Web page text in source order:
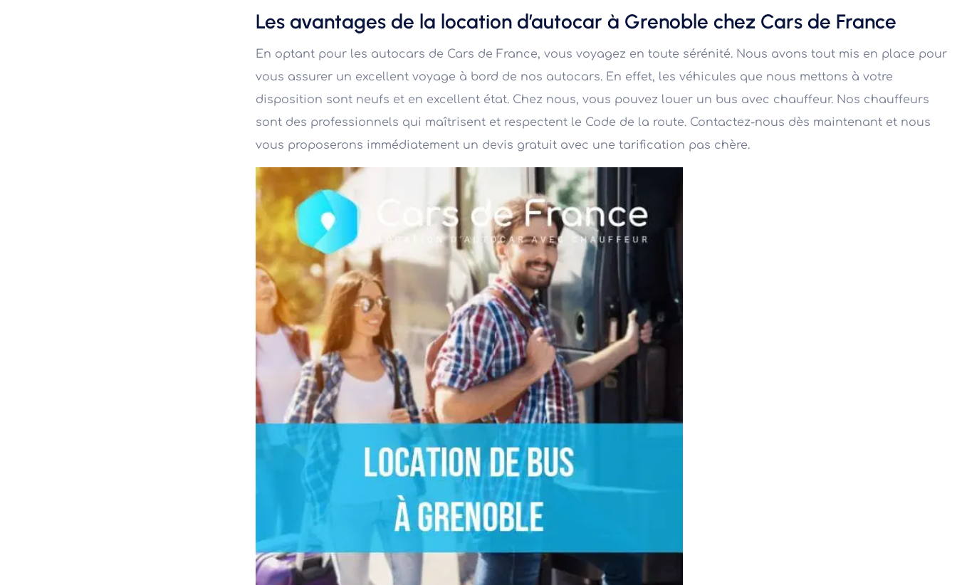
Les avantages de la location d’autocar à Grenoble chez Cars de France
En optant pour les autocars de Cars de France, vous voyagez en toute sérénité. Nous avons tout mis en place pour
vous assurer un excellent voyage à bord de nos autocars. En effet, les véhicules que nous mettons à votre
disposition sont neufs et en excellent état. Chez nous, vous pouvez louer un bus avec chauffeur. Nos chauffeurs
sont des professionnels qui maîtrisent et respectent le Code de la route. Contactez-nous dès maintenant et nous
vous proposerons immédiatement un devis gratuit avec une tarification pas chère.